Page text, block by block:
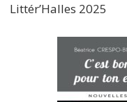
Littér’Halles 2025